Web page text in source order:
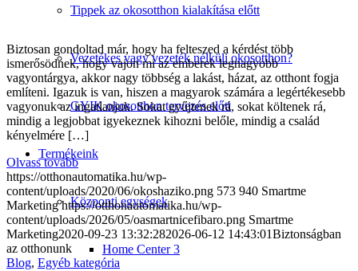
Tippek az okosotthon kialakítása előtt
Vezetékes vagy vezeték nélküli okosotthon?
GYIK okosotthon tervezés előtt
Termékeink
Központi egységek
Home Center 3
Biztosan gondoltad már, hogy ha felteszed a kérdést több
ismerősödnek, hogy vajon mi az emberek legnagyobb
vagyontárgya, akkor nagy többség a lakást, házat, az otthont fogja
említeni. Igazuk is van, hiszen a magyarok számára a legértékesebb
vagyonuk az ingatlanjuk. Sokat gyűjtenek rá, sokat költenek rá,
mindig a legjobbat igyekeznek kihozni belőle, mindig a család
kényelmére […]
Olvass tovább
https://otthonautomatika.hu/wp-
content/uploads/2020/06/okoshaziko.png 573 940 Smartme
Marketing https://otthonautomatika.hu/wp-
content/uploads/2026/05/oasmartnicefibaro.png Smartme
Marketing2020-09-23 13:32:282026-06-12 14:43:01Biztonságban
az otthonunk
Blog, Egyéb kategória